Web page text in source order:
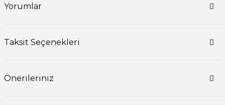
Yorumlar
Taksit Seçenekleri
Önerileriniz